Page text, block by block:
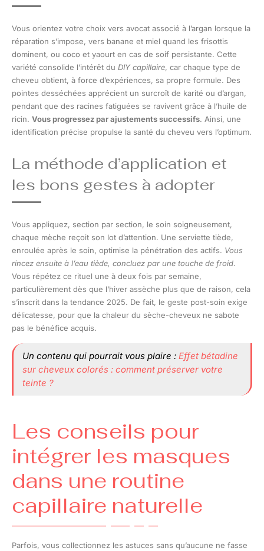
Vous orientez votre choix vers avocat associé à l’argan lorsque la
réparation s’impose, vers banane et miel quand les frisottis
dominent, ou coco et yaourt en cas de soif persistante. Cette
variété consolide l’intérêt du DIY capillaire, car chaque type de
cheveu obtient, à force d’expériences, sa propre formule. Des
pointes desséchées apprécient un surcroît de karité ou d’argan,
pendant que des racines fatiguées se ravivent grâce à l’huile de
ricin. Vous progressez par ajustements successifs. Ainsi, une
identification précise propulse la santé du cheveu vers l’optimum.
La méthode d’application et
les bons gestes à adopter
Vous appliquez, section par section, le soin soigneusement,
chaque mèche reçoit son lot d’attention. Une serviette tiède,
enroulée après le soin, optimise la pénétration des actifs. Vous
rincez ensuite à l’eau tiède, concluez par une touche de froid.
Vous répétez ce rituel une à deux fois par semaine,
particulièrement dès que l’hiver assèche plus que de raison, cela
s’inscrit dans la tendance 2025. De fait, le geste post-soin exige
délicatesse, pour que la chaleur du sèche-cheveux ne sabote
pas le bénéfice acquis.
Un contenu qui pourrait vous plaire : Effet bétadine
sur cheveux colorés : comment préserver votre
teinte ?
Les conseils pour
intégrer les masques
dans une routine
capillaire naturelle
Parfois, vous collectionnez les astuces sans qu’aucune ne fasse